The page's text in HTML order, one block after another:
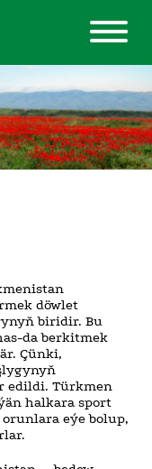
döwlet
biridir. Bu
da berkitmek
Çünki,
edildi. Türkmen
halkara sport
eýe bolup,